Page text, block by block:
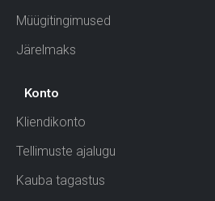
Müügitingimused
Järelmaks
Konto
Kliendikonto
Tellimuste ajalugu
Kauba tagastus